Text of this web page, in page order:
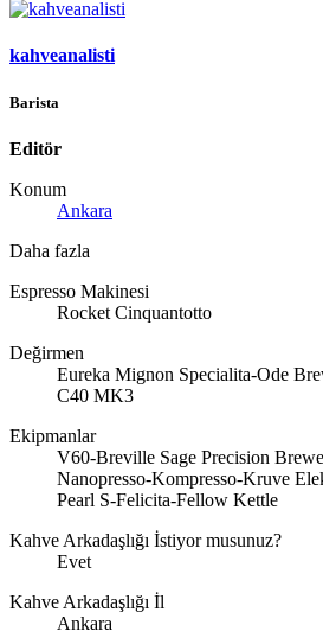
kahveanalisti
Barista
Editör
Konum
Ankara
Daha fazla
Espresso Makinesi
Rocket Cinquantotto
Değirmen
Eureka Mignon Specialita-Ode
C40 MK3
Ekipmanlar
V60-Breville Sage Precision
Nanopresso-Kompresso-Kruve
Pearl S-Felicita-Fellow Kettle
Kahve Arkadaşlığı İstiyor musunuz?
Evet
Kahve Arkadaşlığı İl
Ankara